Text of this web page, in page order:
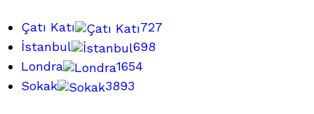
Çatı Katı
727
İstanbul
698
Londra
1654
Sokak
3893